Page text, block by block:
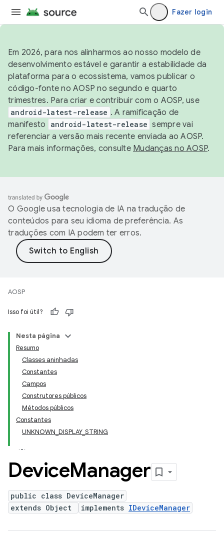
Fazer login
Em 2026, para nos alinharmos ao nosso modelo de
desenvolvimento estável e garantir a estabilidade da
plataforma para o ecossistema, vamos publicar o
código-fonte no AOSP no segundo e quarto
trimestres. Para criar e contribuir com o AOSP, use
android-latest-release . A ramificação de
manifesto
android-latest-release sempre vai
referenciar a versão mais recente enviada ao AOSP.
Para mais informações, consulte Mudanças no AOSP.
O Google usa tecnologia de IA na tradução de
conteúdos para seu idioma de preferência. As
traduções com IA podem ter erros.
AOSP
Isso foi útil?
Nesta página
Resumo
Classes aninhadas
Constantes
Campos
Construtores públicos
Métodos públicos
Constantes
UNKNOWN_DISPLAY_STRING
DeviceManager
public class DeviceManager
extends Object
implements IDeviceManager